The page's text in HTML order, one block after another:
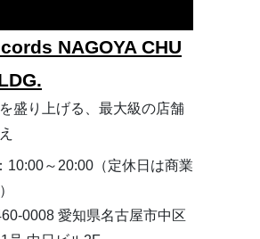
NAGOYA CHU
盛り上げる、最大級の店舗
10:00～20:00（定休日は商業
0008 愛知県名古屋市中区